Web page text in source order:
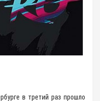
в третий раз прошло